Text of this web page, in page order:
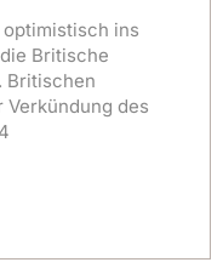
ins
Britische
Britischen
des